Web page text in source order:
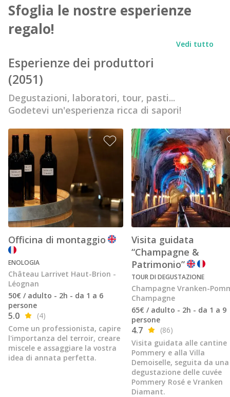
Sfoglia le nostre esperienze
regalo!
Esperienze dei produttori
(2051)
Vedi tutto
Degustazioni, laboratori, tour, pasti...
Godetevi un'esperienza ricca di sapori!
Officina di montaggio
ENOLOGIA
Château Larrivet Haut-Brion -
Léognan
50€ / adulto - 2h - da 1 a 6
persone
5.0
(4)
Come un professionista, capire
l'importanza del terroir, creare
miscele e assaggiare la vostra
idea di annata perfetta.
Visita guidata
“Champagne &
Patrimonio”
TOUR DI DEGUSTAZIONE
Champagne Vranken-
Champagne
65€ / adulto - 2h - da 1 a 9
persone
4.7
(86)
Visita guidata alle cantine
Pommery e alla Villa
Demoiselle, seguita da una
degustazione delle cuvée
Pommery Rosé e Vranken
Diamant.